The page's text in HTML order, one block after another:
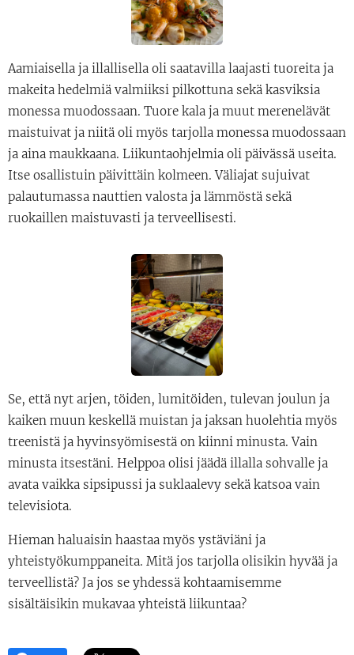
Aamiaisella ja illallisella oli saatavilla laajasti tuoreita ja
makeita hedelmiä valmiiksi pilkottuna sekä kasviksia
monessa muodossaan. Tuore kala ja muut merenelävät
maistuivat ja niitä oli myös tarjolla monessa muodossaan
ja aina maukkaana. Liikuntaohjelmia oli päivässä useita.
Itse osallistuin päivittäin kolmeen. Väliajat sujuivat
palautumassa nauttien valosta ja lämmöstä sekä
ruokaillen maistuvasti ja terveellisesti.
Se, että nyt arjen, töiden, lumitöiden, tulevan joulun ja
kaiken muun keskellä muistan ja jaksan huolehtia myös
treenistä ja hyvinsyömisestä on kiinni minusta. Vain
minusta itsestäni. Helppoa olisi jäädä illalla sohvalle ja
avata vaikka sipsipussi ja suklaalevy sekä katsoa vain
televisiota.
Hieman haluaisin haastaa myös ystäviäni ja
yhteistyökumppaneita. Mitä jos tarjolla olisikin hyvää ja
terveellistä? Ja jos se yhdessä kohtaamisemme
sisältäisikin mukavaa yhteistä liikuntaa?